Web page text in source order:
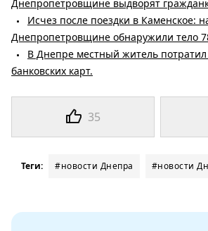
35
Днепропетровщине выдворят
Исчез после поездки в Каменское:
Днепропетровщине обнаружили тело
В Днепре местный житель
банковских карт.
Теги: #новости Днепра #новости